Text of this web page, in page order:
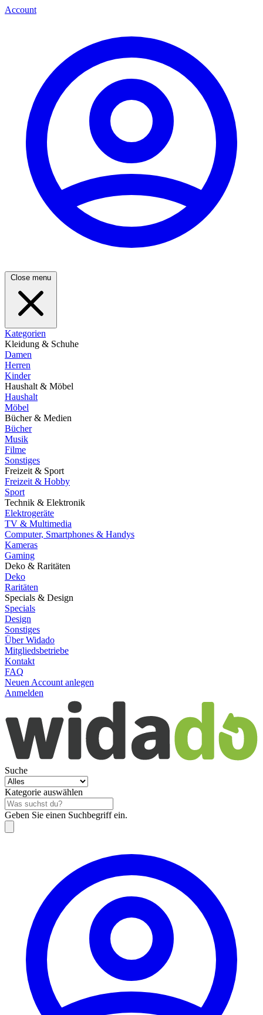
Account
Close menu
Kategorien
Kleidung & Schuhe
Damen
Herren
Kinder
Haushalt & Möbel
Haushalt
Möbel
Bücher & Medien
Bücher
Musik
Filme
Sonstiges
Freizeit & Sport
Freizeit & Hobby
Sport
Technik & Elektronik
Elektrogeräte
TV & Multimedia
Computer, Smartphones & Handys
Kameras
Gaming
Deko & Raritäten
Deko
Raritäten
Specials & Design
Specials
Design
Sonstiges
Über Widado
Mitgliedsbetriebe
Kontakt
FAQ
Neuen Account anlegen
Anmelden
Suche
Kategorie auswählen
Geben Sie einen Suchbegriff ein.